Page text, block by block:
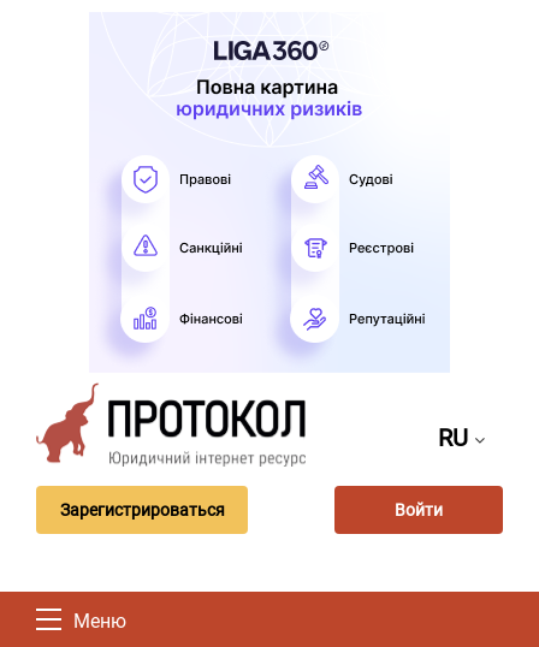
RU
Зарегистрироваться Войти
Меню